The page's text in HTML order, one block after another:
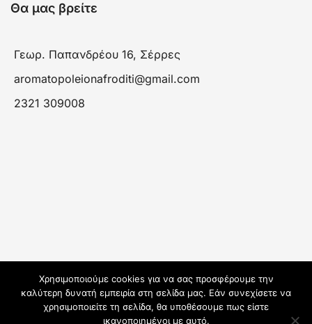
Θα μας βρείτε
Γεωρ. Παπανδρέου 16, Σέρρες
aromatopoleionafroditi@gmail.com
2321 309008
Χρησιμοποιούμε cookies για να σας προσφέρουμε την
καλύτερη δυνατή εμπειρία στη σελίδα μας. Εάν συνεχίσετε να
χρησιμοποιείτε τη σελίδα, θα υποθέσουμε πως είστε
ικανοποιημένοι με αυτό.